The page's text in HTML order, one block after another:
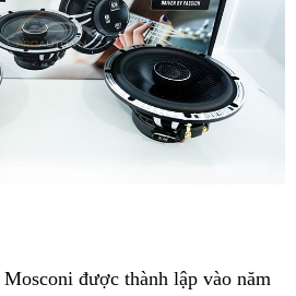
được thành lập vào năm